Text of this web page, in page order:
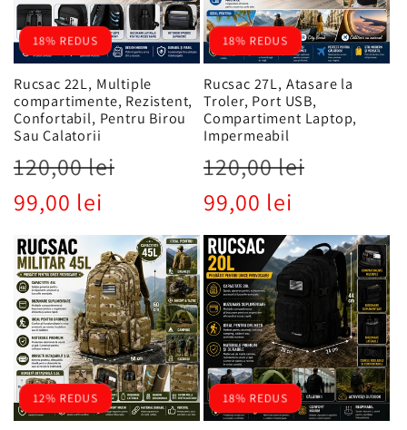
18% REDUS
Rucsac 22L, Multiple
compartimente, Rezistent,
Confortabil, Pentru Birou
Sau Calatorii
Preț
obișnuit
120,00 lei
99,00 lei
18% REDUS
Rucsac 27L, Atasare la
Troler, Port USB,
Compartiment Laptop,
Impermeabil
Preț
obișnuit
120,00 lei
99,00 lei
12% REDUS 18% REDUS